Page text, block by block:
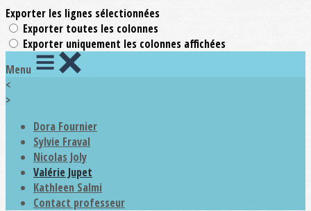
Exporter les lignes sélectionnées
Exporter toutes les colonnes
Exporter uniquement les colonnes affichées
Menu
<
>
Dora Fournier
Sylvie Fraval
Nicolas Joly
Valérie Jupet
Kathleen Salmi
Contact professeur